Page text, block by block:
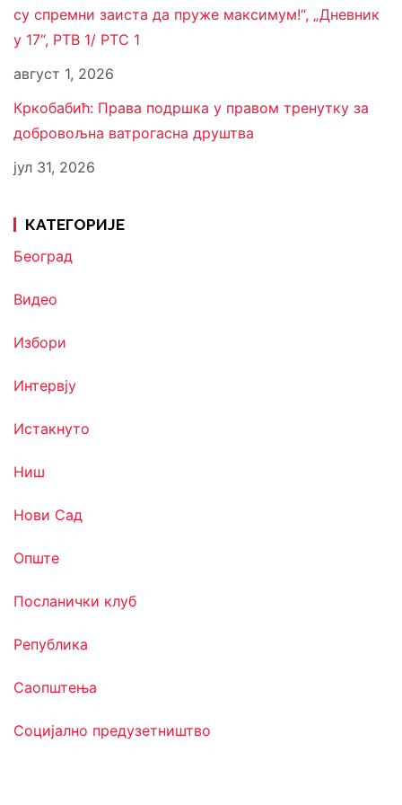
су спремни заиста да пруже максимум!“, „Дневник
у 17“, РТВ 1/ РТС 1
август 1, 2026
Кркобабић: Права подршка у правом тренутку за
добровољна ватрогасна друштва
јул 31, 2026
КАТЕГОРИЈЕ
Београд
Видео
Избори
Интервју
Истакнуто
Ниш
Нови Сад
Опште
Посланички клуб
Република
Саопштења
Социјално предузетништво